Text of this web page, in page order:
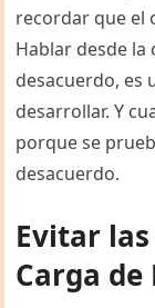
recordar que el
Hablar desde la
desacuerdo, es
desarrollar. Y
porque se
desacuerdo.
Evitar
Carga de